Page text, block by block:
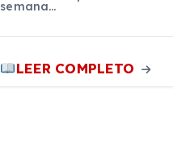
semana…
LEER COMPLETO